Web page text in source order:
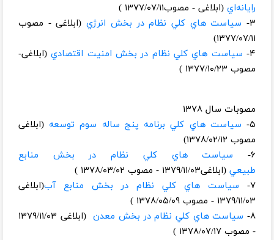
رايانه‌اي (ابلاغی - مصوب۱۳۷۷/۰۷/۱۱ )
۳- سياست هاي كلي نظام در بخش انرژي(ابلاغی - مصوب
۱۳۷۷/۰۷/۱۱)
۴- سياست هاي‌ كلي نظام در بخش‌ امنيت‌ اقتصادي(ابلاغی-
مصوب ۱۳۷۷/۱۰/۲۳ )
مصوبات سال ۱۳۷۸
۵-
سياست هاي‌ كلي‌ برنامه‌ پنج ساله سوم‌ توسعه (ابلاغی
مصوب ۱۳۷۸/۰۲/۱۲)
۶-
سياست هاي‌ كلي نظام‌ در بخش‌ منابع‌
طبيعي (ابلاغی۱۳۷۹/۱۱/۰۳ - مصوب ۱۳۷۸/۰۳/۰۲ )
۷-
سياست هاي‌ كلي‌ نظام‌ در بخش‌ منابع‌ آب(ابلاغی
۱۳۷۹/۱۱/۰۳ - مصوب ۱۳۷۸/۰۵/۰۹ )
۸- سياست هاي‌ كلي‌ نظام‌ در بخش‌ معدن
(ابلاغی ۱۳۷۹/۱۱/۰۳
- مصوب ۱۳۷۸/۰۷/۱۷ )